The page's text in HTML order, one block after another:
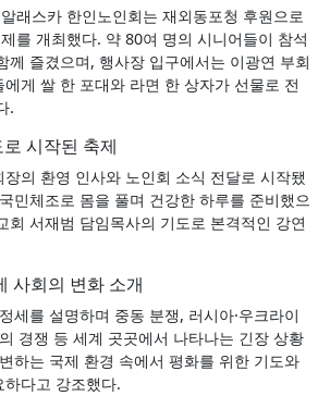
래스카 한인노인회는 재외동포청 후원으로
를 개최했다. 약 80여 명의 시니어들이 참석
께 즐겼으며, 행사장 입구에서는 이광연 부회
게 쌀 한 포대와 라면 한 상자가 선물로 전
.
시작된 축제
의 환영 인사와 노인회 소식 전달로 시작됐
민체조로 몸을 풀며 건강한 하루를 준비했으
회 서재범 담임목사의 기도로 본격적인 강연
사회의 변화 소개
세를 설명하며 중동 분쟁, 러시아·우크라이
경쟁 등 세계 곳곳에서 나타나는 긴장 상황
하는 국제 환경 속에서 평화를 위한 기도와
다고 강조했다.